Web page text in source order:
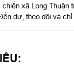
xã Long Thuận
dự, theo dõi và chỉ
ban thường trực